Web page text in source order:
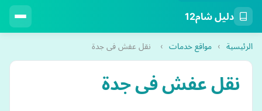
دليل شام12
الرئيسية › مواقع خدمات › نقل عفش فى جدة
نقل عفش فى جدة